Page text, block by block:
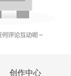
创作中心